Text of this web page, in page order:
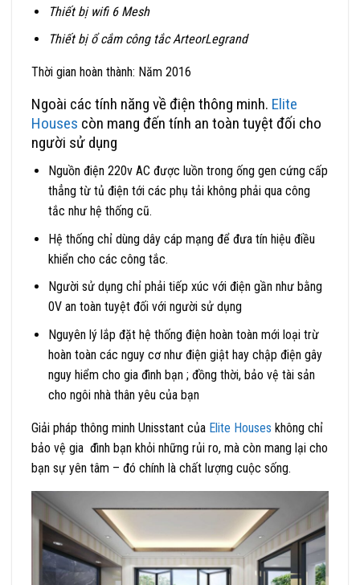
Thiết bị wifi 6 Mesh
Thiết bị ổ cắm công tắc ArteorLegrand
Thời gian hoàn thành: Năm 2016
Ngoài các tính năng về điện thông minh. Elite
Houses còn mang đến tính an toàn tuyệt đối cho
người sử dụng
Nguồn điện 220v AC được luồn trong ống gen cứng cấp
thẳng từ tủ điện tới các phụ tải không phải qua công
tắc như hệ thống cũ.
Hệ thống chỉ dùng dây cáp mạng để đưa tín hiệu điều
khiển cho các công tắc.
Người sử dụng chỉ phải tiếp xúc với điện gần như bằng
0V an toàn tuyệt đối với người sử dụng
Nguyên lý lắp đặt hệ thống điện hoàn toàn mới loại trừ
hoàn toàn các nguy cơ như điện giật hay chập điện gây
nguy hiểm cho gia đình bạn ; đồng thời, bảo vệ tài sản
cho ngôi nhà thân yêu của bạn
Giải pháp thông minh Unisstant của Elite Houses không chỉ
bảo vệ gia đình bạn khỏi những rủi ro, mà còn mang lại cho
bạn sự yên tâm – đó chính là chất lượng cuộc sống.